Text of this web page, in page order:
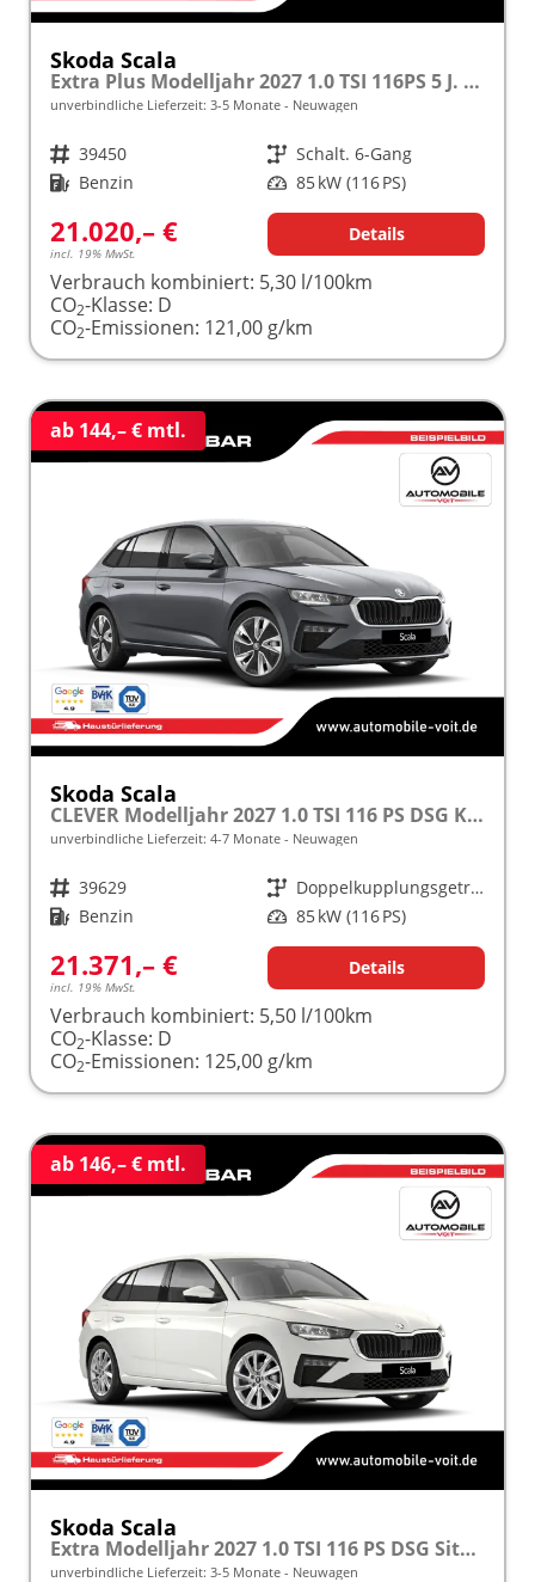
Skoda Scala
Extra Plus Modelljahr 2027 1.0 TSI 116PS 5 J. Garantie, Kamera, Winterpaket, Climatronic, Tempomat, SunSet, Wireless Smartlink
unverbindliche Lieferzeit: 3-5 Monate Neuwagen
Fahrzeugnr. 39450 Getriebe Schalt. 6-Gang
Kraftstoff Benzin Leistung 85 kW (116 PS)
21.020,– €
incl. 19% MwSt.
Details
Verbrauch kombiniert: 5,30 l/100km
CO2-Klasse: D
CO2-Emissionen: 121,00 g/km
ab 144,– € mtl.
Skoda Scala
CLEVER Modelljahr 2027 1.0 TSI 116 PS DSG Kamera frei konfigurierbar!
unverbindliche Lieferzeit: 4-7 Monate Neuwagen
Fahrzeugnr. 39629 Getriebe
Doppelkupplungsgetriebe (DSG)
Kraftstoff Benzin Leistung 85 kW (116 PS)
21.371,– €
incl. 19% MwSt.
Details
Verbrauch kombiniert: 5,50 l/100km
CO2-Klasse: D
CO2-Emissionen: 125,00 g/km
ab 146,– € mtl.
Skoda Scala
Extra Modelljahr 2027 1.0 TSI 116 PS DSG Sitzheizung inkl. 5 J. Garantie frei konfigurierbar
unverbindliche Lieferzeit: 3-5 Monate Neuwagen